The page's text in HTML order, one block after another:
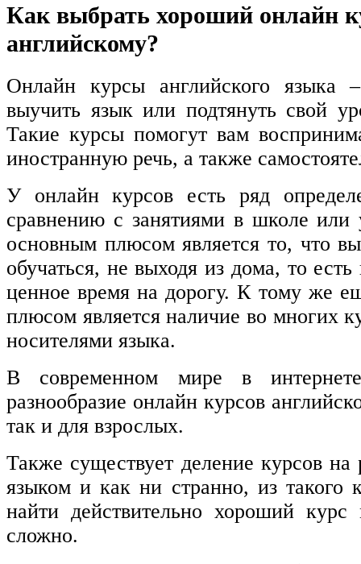
Как выбрать хороший онлайн
английскому?
Онлайн курсы английского языка
выучить язык или подтянуть свой
Такие курсы помогут вам
иностранную речь, а также
У онлайн курсов есть ряд
сравнению с занятиями в школе
основным плюсом является то, что
обучаться, не выходя из дома, то
ценное время на дорогу. К тому же
плюсом является наличие во многих
носителями языка.
В современном мире в
разнообразие онлайн курсов
так и для взрослых.
Также существует деление курсов на
языком и как ни странно, из такого
найти действительно хороший курс
сложно.